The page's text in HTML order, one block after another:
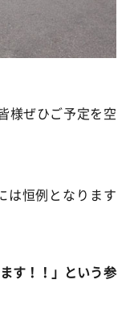
様ぜひご予定を空
は恒例となります
す！！」という参